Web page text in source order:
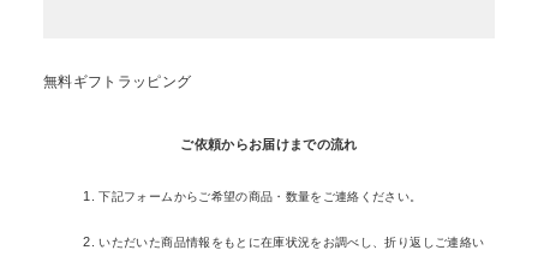
無料ギフトラッピング
ご依頼からお届けまでの流れ
下記フォームからご希望の商品・数量をご連絡ください。
いただいた商品情報をもとに在庫状況をお調べし、折り返しご連絡い